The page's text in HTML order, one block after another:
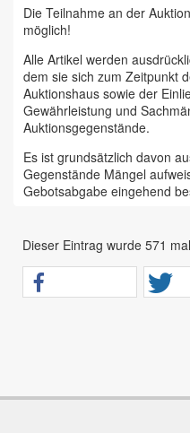
Die Teilnahme an der
möglich!
Alle Artikel werden
dem sie sich zum Zeitpunkt
Auktionshaus sowie der
Gewährleistung und
Auktionsgegenstände.
Es ist grundsätzlich davon
Gegenstände Mängel
Gebotsabgabe eingehend
dass sämtliche zum Verkauf
Bei allen zum Verkauf
ist davon auszugehen, dass
unerheblichen Vorschaden
Wir weisen eindringlich
Dieser Eintrag wurde 571